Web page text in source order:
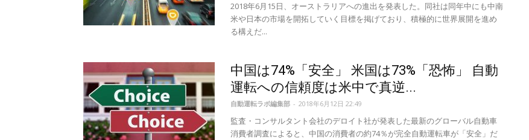
2018年6月15日、オーストラリアへの進出を発表した。同社は同年中にも中南
米や日本の市場を開拓していく目標を掲げており、積極的に世界展開を進め
る構えだ...
中国は74%「安全」 米国は73%「恐怖」 自動
運転への信頼度は米中で真逆...
自動運転ラボ編集部 - 2018年6月12日 22:49
監査・コンサルタント会社のデロイト社が発表した最新のグローバル自動車
消費者調査によると、中国の消費者の約74％が完全自動運転車が「安全」だ